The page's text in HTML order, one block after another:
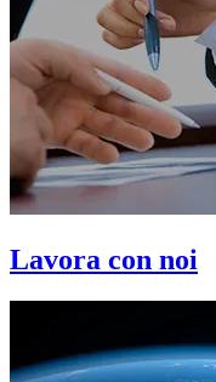
Lavora con noi